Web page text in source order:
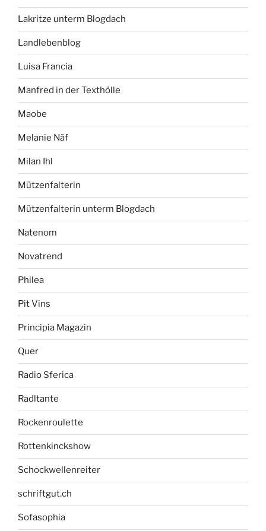
Lakritze unterm Blogdach
Landlebenblog
Luisa Francia
Manfred in der Texthölle
Maobe
Melanie Näf
Milan Ihl
Mützenfalterin
Mützenfalterin unterm Blogdach
Natenom
Novatrend
Philea
Pit Vins
Principia Magazin
Quer
Radio Sferica
Radltante
Rockenroulette
Rottenkinckshow
Schockwellenreiter
schriftgut.ch
Sofasophia